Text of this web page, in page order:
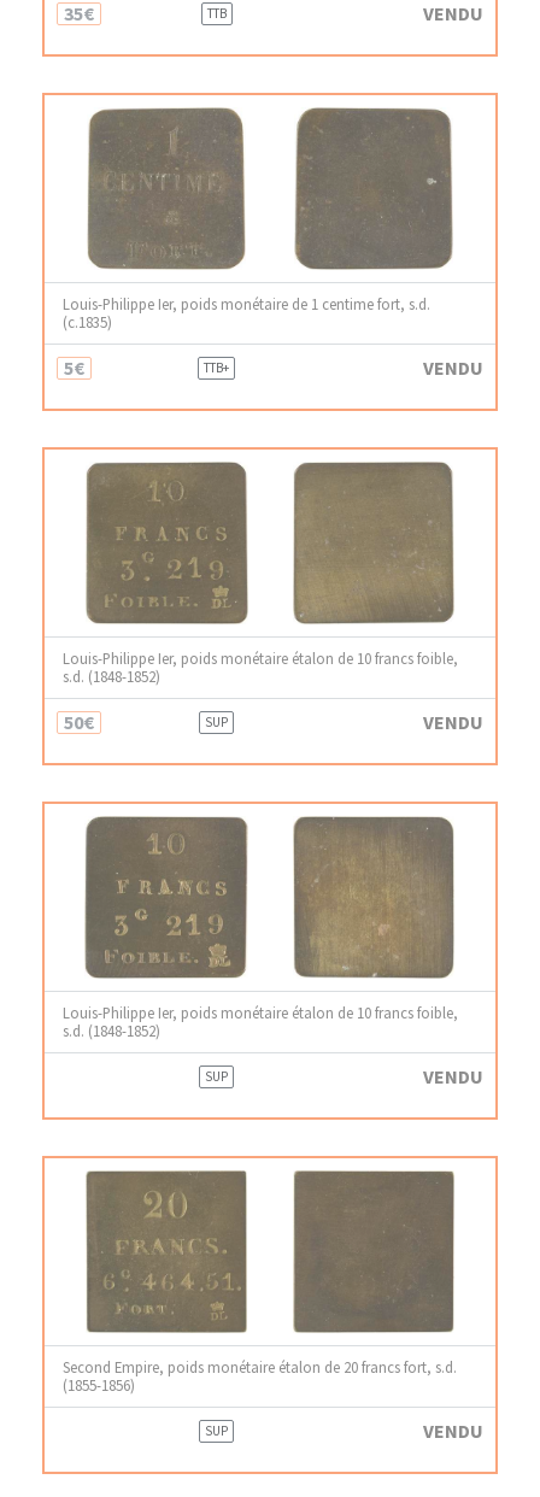
35€ TTB VENDU
Louis-Philippe Ier, poids monétaire de 1 centime fort, s.d.
(c.1835)
5€ TTB+ VENDU
Louis-Philippe Ier, poids monétaire étalon de 10 francs foible,
s.d. (1848-1852)
50€ SUP VENDU
Louis-Philippe Ier, poids monétaire étalon de 10 francs foible,
s.d. (1848-1852)
SUP VENDU
Second Empire, poids monétaire étalon de 20 francs fort, s.d.
(1855-1856)
SUP VENDU